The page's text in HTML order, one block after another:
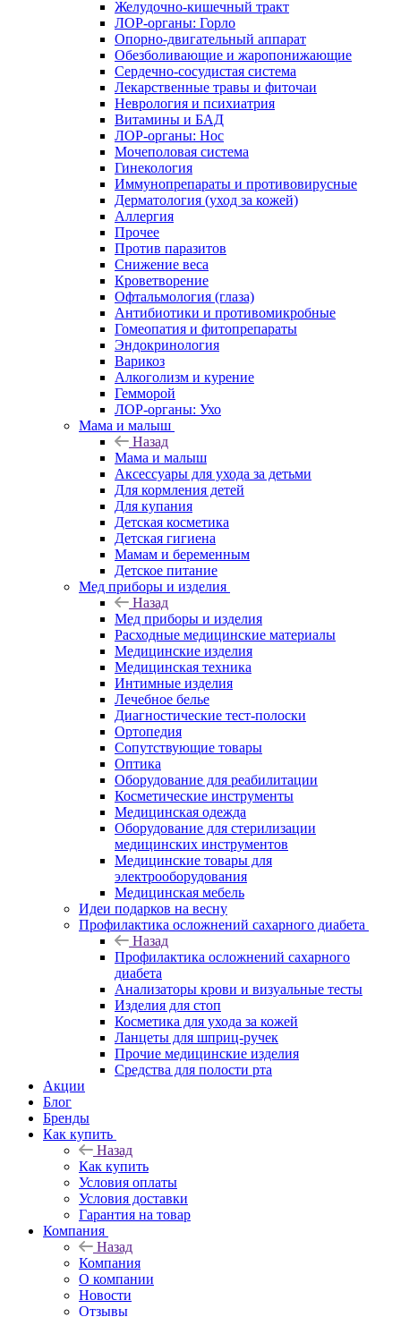
Желудочно-кишечный тракт
ЛОР-органы: Горло
Опорно-двигательный аппарат
Обезболивающие и жаропонижающие
Сердечно-сосудистая система
Лекарственные травы и фиточаи
Неврология и психиатрия
Витамины и БАД
ЛОР-органы: Нос
Мочеполовая система
Гинекология
Иммунопрепараты и противовирусные
Дерматология (уход за кожей)
Аллергия
Прочее
Против паразитов
Снижение веса
Кроветворение
Офтальмология (глаза)
Антибиотики и противомикробные
Гомеопатия и фитопрепараты
Эндокринология
Варикоз
Алкоголизм и курение
Гемморой
ЛОР-органы: Ухо
Мама и малыш
Назад
Мама и малыш
Аксессуары для ухода за детьми
Для кормления детей
Для купания
Детская косметика
Детская гигиена
Мамам и беременным
Детское питание
Мед приборы и изделия
Назад
Мед приборы и изделия
Расходные медицинские материалы
Медицинские изделия
Медицинская техника
Интимные изделия
Лечебное белье
Диагностические тест-полоски
Ортопедия
Сопутствующие товары
Оптика
Оборудование для реабилитации
Косметические инструменты
Медицинская одежда
Оборудование для стерилизации
медицинских инструментов
Медицинские товары для
электрооборудования
Медицинская мебель
Идеи подарков на весну
Профилактика осложнений сахарного диабета
Назад
Профилактика осложнений сахарного
диабета
Анализаторы крови и визуальные тесты
Изделия для стоп
Косметика для ухода за кожей
Ланцеты для шприц-ручек
Прочие медицинские изделия
Средства для полости рта
Акции
Блог
Бренды
Как купить
Назад
Как купить
Условия оплаты
Условия доставки
Гарантия на товар
Компания
Назад
Компания
О компании
Новости
Отзывы